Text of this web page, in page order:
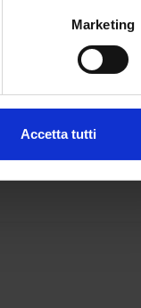
metro,Marketing
Accetta tutti